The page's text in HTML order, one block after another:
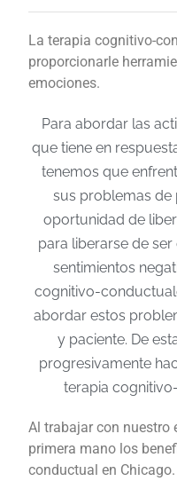
La terapia cognitivo-
proporcionarle
emociones.
Para abordar las
que tiene en
tenemos que
sus problemas de
oportunidad de
para liberarse de
sentimientos
cognitivo-
abordar estos
y paciente. De
progresivamente
terapia
Al trabajar con nuestro
primera mano los
conductual en Chicago.